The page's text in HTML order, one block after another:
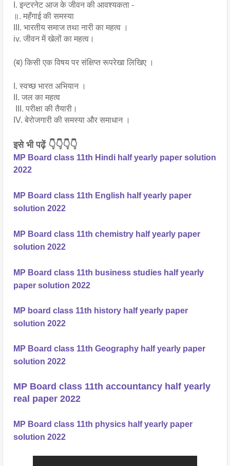
I. इन्टरनेट आज के जीवन की आवश्यकता -
॥. महँगाई की समस्या
III. भारतीय समाज तथा नारी का महत्व ।
iv. जीवन में खेलों का महत्व।
(ब) किसी एक विषय पर संक्षिप्त रूपरेखा लिखिए ।
I. स्वच्छ भारत अभियान ।
II. जल का महत्व
III. परीक्षा की तैयारी।
IV. बेरोजगारी की समस्या और समाधान ।
इसे भी पढ़ें 👇👇👇👇
MP Board class 11th Hindi half yearly paper solution
2022
MP Board class 11th English half yearly paper
solution 2022
MP Board class 11th chemistry half yearly paper
solution 2022
MP Board class 11th business studies half yearly
paper solution 2022
MP board class 11th history half yearly paper
solution 2022
MP Board class 11th Geography half yearly paper
solution 2022
MP Board class 11th accountancy half yearly
real paper 2022
MP Board class 11th physics half yearly paper
solution 2022